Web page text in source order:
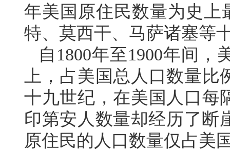
年美国原住民数量为史上
特、莫西干、马萨诸塞等
自1800年至1900年间
上，占美国总人口数量比
十九世纪，在美国人口每
印第安人数量却经历了断
原住民的人口数量仅占美